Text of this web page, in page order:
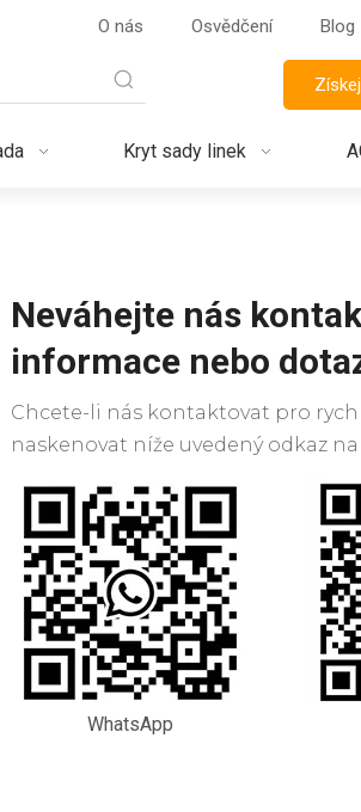
O nás Osvědčení Blog
Kryt sady linek
Neváhejte nás
informace nebo
Chcete-li nás kontaktovat pro
naskenovat níže uvedený odkaz
WhatsApp